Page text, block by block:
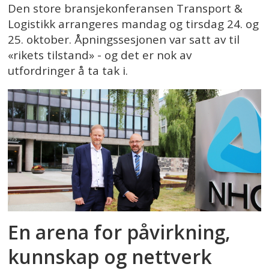
Den store bransjekonferansen Transport &
Logistikk arrangeres mandag og tirsdag 24. og
25. oktober. Åpningssesjonen var satt av til
«rikets tilstand» - og det er nok av
utfordringer å ta tak i.
En arena for påvirkning,
kunnskap og nettverk